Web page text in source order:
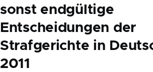
sonst endgültige
Entscheidungen der
Strafgerichte in
2011